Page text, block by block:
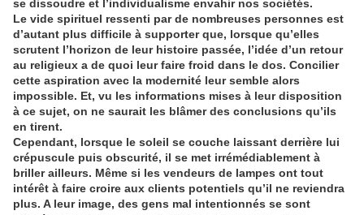
se dissoudre et l’individualisme envahir nos sociétés.
Le vide spirituel ressenti par de nombreuses personnes est
d’autant plus difficile à supporter que, lorsque qu’elles
scrutent l’horizon de leur histoire passée, l’idée d’un retour
au religieux a de quoi leur faire froid dans le dos. Concilier
cette aspiration avec la modernité leur semble alors
impossible. Et, vu les informations mises à leur disposition
à ce sujet, on ne saurait les blâmer des conclusions qu’ils
en tirent.
Cependant, lorsque le soleil se couche laissant derrière lui
crépuscule puis obscurité, il se met irrémédiablement à
briller ailleurs. Même si les vendeurs de lampes ont tout
intérêt à faire croire aux clients potentiels qu’il ne reviendra
plus. A leur image, des gens mal intentionnés se sont